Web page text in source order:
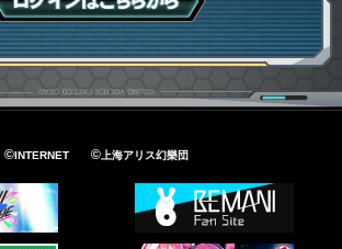
グインはこちら
©INTERNET ©上海アリス幻樂団